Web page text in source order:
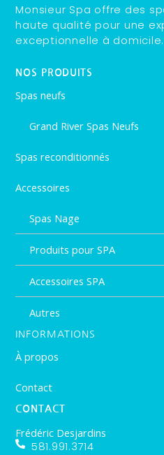
Monsieur Spa offre des
haute qualité pour une
exceptionnelle à domicile.
NOS PRODUITS
Spas neufs
Grand River Spas Neufs
Spas reconditionnés
Accessoires
Spas Nage
Produits pour SPA
Accessoires SPA
Autres
INFORMATIONS
À propos
Contact
CONTACT
Frédéric Desjardins
581.991.3714